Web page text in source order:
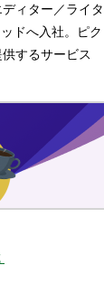
ィター／ライタ
ドへ入社。ピク
するサービス